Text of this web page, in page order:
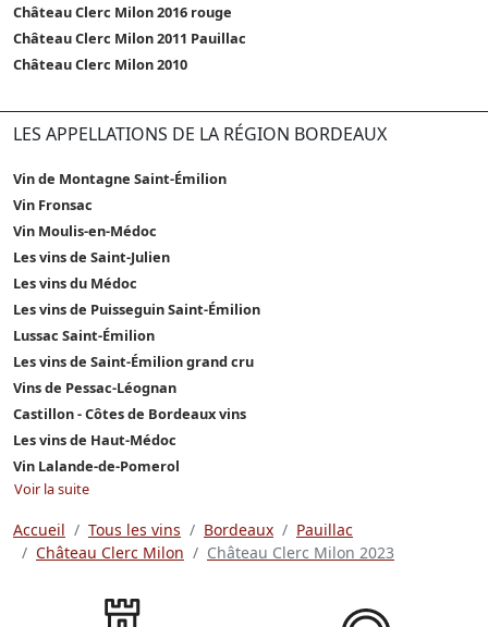
Château Clerc Milon 2016 rouge
Château Clerc Milon 2011 Pauillac
Château Clerc Milon 2010
LES APPELLATIONS DE LA RÉGION BORDEAUX
Vin de Montagne Saint-Émilion
Vin Fronsac
Vin Moulis-en-Médoc
Les vins de Saint-Julien
Les vins du Médoc
Les vins de Puisseguin Saint-Émilion
Lussac Saint-Émilion
Les vins de Saint-Émilion grand cru
Vins de Pessac-Léognan
Castillon - Côtes de Bordeaux vins
Les vins de Haut-Médoc
Vin Lalande-de-Pomerol
Voir la suite
Accueil Tous les vins Bordeaux
Pauillac
Château Clerc Milon
Château Clerc Milon 2023